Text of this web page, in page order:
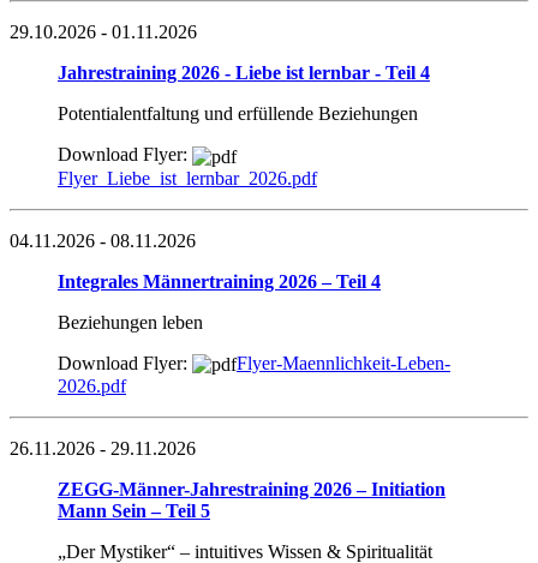
29.10.2026 - 01.11.2026
Jahrestraining 2026 - Liebe ist lernbar - Teil 4
Potentialentfaltung und erfüllende Beziehungen
Download Flyer:
Flyer_Liebe_ist_lernbar_2026.pdf
04.11.2026 - 08.11.2026
Integrales Männertraining 2026 – Teil 4
Beziehungen leben
Download Flyer:
Flyer-Maennlichkeit-Leben-
2026.pdf
26.11.2026 - 29.11.2026
ZEGG-Männer-Jahrestraining 2026 – Initiation
Mann Sein – Teil 5
„Der Mystiker“ – intuitives Wissen & Spiritualität